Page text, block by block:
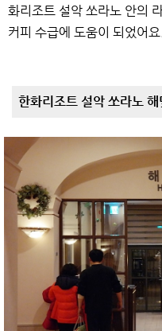
화리조트 설악 쏘라노 안의
커피 수급에 도움이 되었어
한화리조트 설악 쏘라노